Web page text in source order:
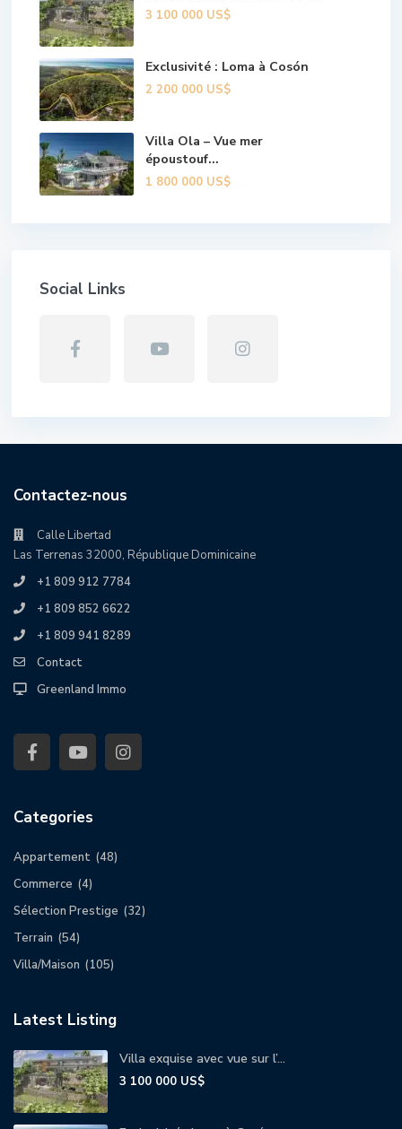
3 100 000 US$
Exclusivité : Loma à Cosón
2 200 000 US$
Villa Ola – Vue mer
époustouf...
1 800 000 US$
Social Links
Contactez-nous
Calle Libertad
Las Terrenas 32000, République Dominicaine
+1 809 912 7784
+1 809 852 6622
+1 809 941 8289
Contact
Greenland Immo
Categories
Appartement (48)
Commerce (4)
Sélection Prestige (32)
Terrain (54)
Villa/Maison (105)
Latest Listing
Villa exquise avec vue sur l’...
3 100 000 US$